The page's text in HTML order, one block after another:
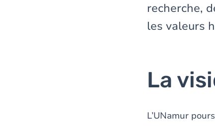
recherche,
les valeurs
La
L’UNamur